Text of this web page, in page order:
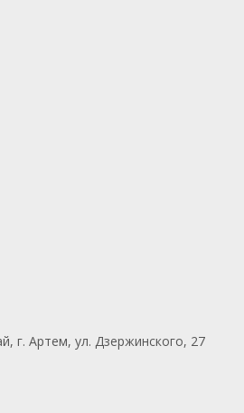
г. Артем, ул. Дзержинского, 27